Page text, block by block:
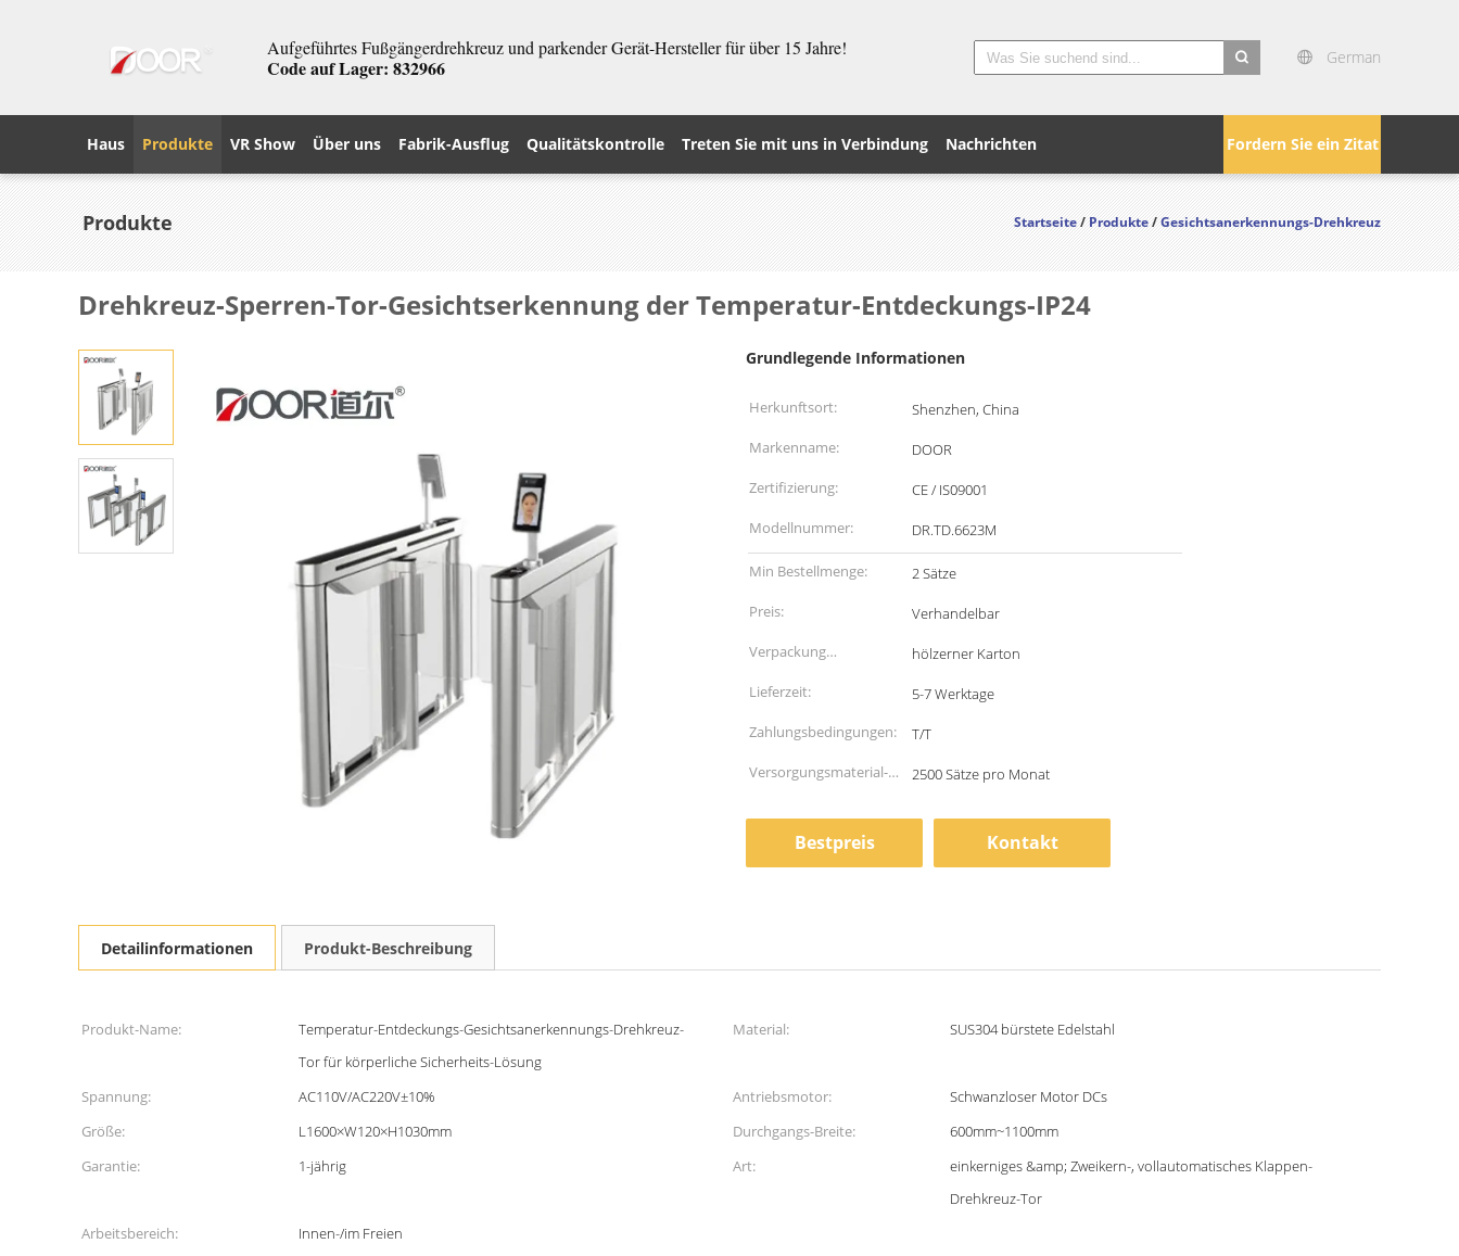
Aufgeführtes Fußgängerdrehkreuz und parkender Gerät-Hersteller für über 15 Jahre!
Code auf Lager: 832966 German
Fordern Sie ein Zitat
Haus Produkte VR Show Über uns Fabrik-Ausflug Qualitätskontrolle Treten Sie mit uns in Verbindung Nachrichten
Produkte Startseite/Produkte/Gesichtsanerkennungs-Drehkreuz
Drehkreuz-Sperren-Tor-Gesichtserkennung der Temperatur-Entdeckungs-IP24
Grundlegende Informationen
Herkunftsort:
Shenzhen, China
Markenname:
DOOR
Zertifizierung:
CE / IS09001
Modellnummer:
DR.TD.6623M
Min Bestellmenge:
2 Sätze
Preis:
Verhandelbar
Verpackung
Informationen:
hölzerner Karton
Lieferzeit:
5-7 Werktage
Zahlungsbedingungen:
T/T
Versorgungsmaterial-
2500 Sätze pro Monat
Bestpreis Kontakt
Detailinformationen Produkt-Beschreibung
Produkt-Name:
Temperatur-Entdeckungs-Gesichtsanerkennungs-Drehkreuz-
Tor für körperliche Sicherheits-Lösung
Material: SUS304 bürstete Edelstahl
Spannung: AC110V/AC220V±10% Antriebsmotor:
Schwanzloser Motor DCs
Größe:
L1600×W120×H1030mm Durchgangs-Breite:
600mm~1100mm
Garantie:
1-jährig Art:
einkerniges &amp; Zweikern-, vollautomatisches Klappen-
Drehkreuz-Tor
Arbeitsbereich:
Innen-/im Freien